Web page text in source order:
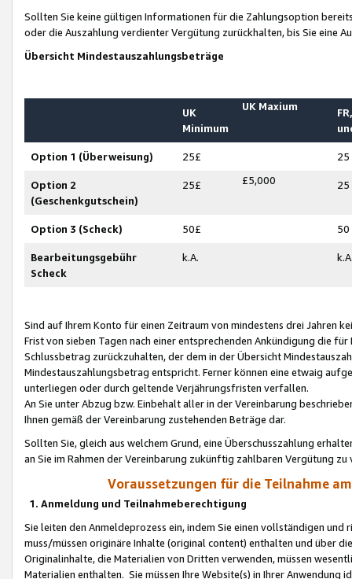
Sollten Sie keine gültigen Informationen für die Zahlungsoption
oder die Auszahlung verdienter Vergütung zurückhalten, bis Sie
Übersicht Mindestauszahlungsbeträge
UK
Minimum
UK Maxium
Option 1 (Überweisung) 25£ 25
Option 2
(Geschenkgutschein)
25£ £5,000 25
Option 3 (Scheck) 50£ 50
Bearbeitungsgebühr
Scheck
k.A.
Sind auf Ihrem Konto für einen Zeitraum von mindestens drei Jahren
Frist von sieben Tagen nach einer entsprechenden Ankündigung die
Schlussbetrag zurückzuhalten, der dem in der Übersicht
Mindestauszahlungsbetrag entspricht. Ferner können eine etwaig
unterliegen oder durch geltende Verjährungsfristen verfallen.
An Sie unter Abzug bzw. Einbehalt aller in der Vereinbarung
Ihnen gemäß der Vereinbarung zustehenden Beträge dar.
Sollten Sie, gleich aus welchem Grund, eine Überschusszahlung
an Sie im Rahmen der Vereinbarung zukünftig zahlbaren Vergütung zu
Voraussetzungen für die Teilnahme
1. Anmeldung und Teilnahmeberechtigung
Sie leiten den Anmeldeprozess ein, indem Sie einen vollständigen
muss/müssen originäre Inhalte (original content) enthalten und über
Originalinhalte, die Materialien von Dritten verwenden, müssen
Materialien enthalten. Sie müssen Ihre Website(s) in Ihrer Anwendung